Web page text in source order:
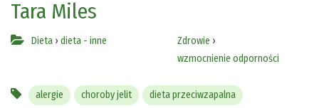
Tara Miles
Dieta › dieta - inne Zdrowie ›
wzmocnienie odporności
alergie choroby jelit dieta przeciwzapalna